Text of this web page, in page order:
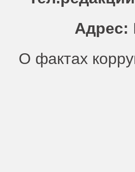
Адрес:
О фактах